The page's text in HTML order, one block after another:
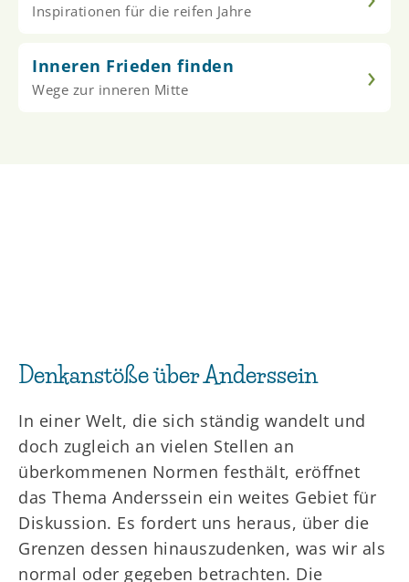
Inspirationen für die reifen Jahre
Inneren Frieden finden
Wege zur inneren Mitte ›
Denkanstöße über Anderssein
In einer Welt, die sich ständig wandelt und
doch zugleich an vielen Stellen an
überkommenen Normen festhält, eröffnet
das Thema Anderssein ein weites Gebiet für
Diskussion. Es fordert uns heraus, über die
Grenzen dessen hinauszudenken, was wir als
normal oder gegeben betrachten. Die